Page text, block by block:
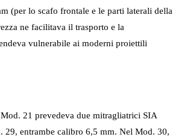
(per lo scafo frontale e le parti laterali della
ne facilitava il trasporto e la
vulnerabile ai moderni proiettili
21 prevedeva due mitragliatrici SIA
29, entrambe calibro 6,5 mm. Nel Mod. 30,